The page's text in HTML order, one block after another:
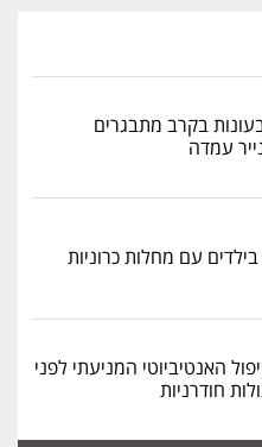
בקרב מתבגרים
עמדה
עם מחלות כרוניות
האנטיביוטי המניעתי לפני
חודרניות